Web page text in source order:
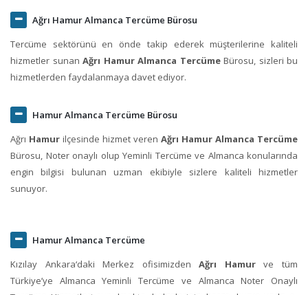
Ağrı Hamur Almanca Tercüme Bürosu
Tercüme sektörünü en önde takip ederek müşterilerine kaliteli
hizmetler sunan Ağrı Hamur Almanca TercümeBürosu, sizleri bu
hizmetlerden faydalanmaya davet ediyor.
Hamur Almanca Tercüme Bürosu
Ağrı Hamur ilçesinde hizmet veren Ağrı Hamur Almanca Tercüme
Bürosu, Noter onaylı olup Yeminli Tercüme ve Almanca konularında
engin bilgisi bulunan uzman ekibiyle sizlere kaliteli hizmetler
sunuyor.
Hamur Almanca Tercüme
Kızılay Ankara‘daki Merkez ofisimizdenAğrı Hamurve tüm
Türkiye’ye Almanca Yeminli Tercüme ve Almanca Noter Onaylı